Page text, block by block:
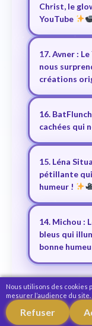
Nous utilisons des cookies
mesurer l’audience du site.
Refuser
Christ, le
YouTube
17. Avner :
nous
créations
16.
cachées qui
15. Léna
pétillante
humeur !
14. Michou :
bleus qui
bonne
© 2026 VitaSpicy